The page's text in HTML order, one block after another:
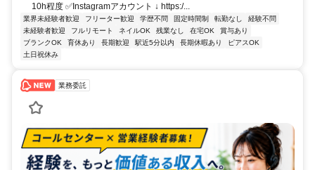
10h程度 ✅Instagramアカウント ↓ https:/...
業界未経験者歓迎 フリーター歓迎 学歴不問 固定時間制 転勤なし
経験不問
未経験者歓迎
フルリモート ネイルOK 残業なし 在宅OK
賞与あり
ブランクOK
育休あり 長期歓迎 駅近5分以内 長期休暇あり
ピアスOK
土日祝休み
業務委託